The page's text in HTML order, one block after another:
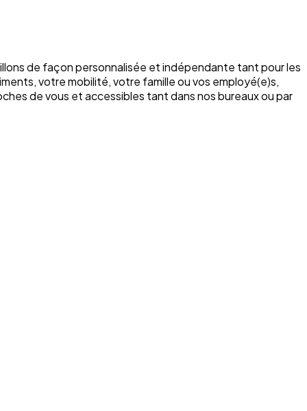
de façon personnalisée et indépendante tant pour les
votre mobilité, votre famille ou vos employé(e)s,
de vous et accessibles tant dans nos bureaux ou par